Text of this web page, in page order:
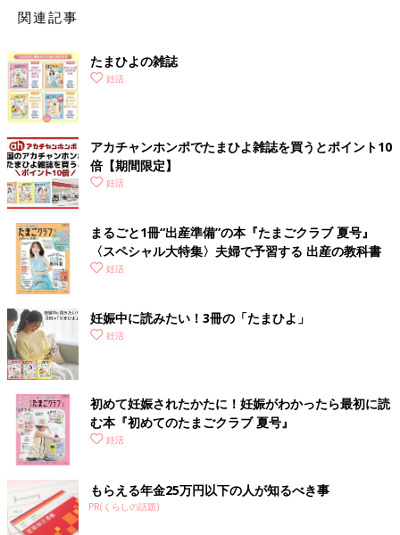
関連記事
たまひよの雑誌
妊活
アカチャンホンポでたまひよ雑誌を買うとポイント10
倍【期間限定】
妊活
まるごと1冊“出産準備”の本『たまごクラブ 夏号』
〈スペシャル大特集〉夫婦で予習する 出産の教科書
妊活
妊娠中に読みたい！3冊の「たまひよ」
妊活
初めて妊娠されたかたに！妊娠がわかったら最初に読
む本『初めてのたまごクラブ 夏号』
妊活
もらえる年金25万円以下の人が知るべき事
PR(くらしの話題)